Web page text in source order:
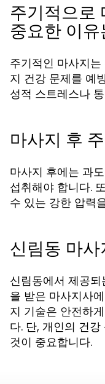
주기적으로
중요한 이유
주기적인 마사지
지 건강 문제를 예
성적 스트레스나
마사지 후
마사지 후에는 과
섭취해야 합니다.
수 있는 강한 압력
신림동 마
신림동에서 제공
을 받은 마사지사
지 기술은 안전하
다. 단, 개인의 건
것이 중요합니다.